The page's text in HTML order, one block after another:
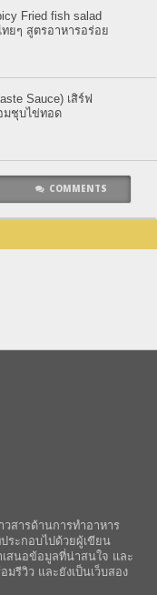
Fried fish salad
ยๆ สูตรอาหารอร่อย
Sauce) เสิร์ฟ
มชุบไข่ทอด
COMMENTS
วสารด้านการทำอาหาร
ระกอบไปด้วยผู้เขียน
สนอข้อมูลที่น่าสนใจ และ
รีวิว และยังเป็นเว็บสอง